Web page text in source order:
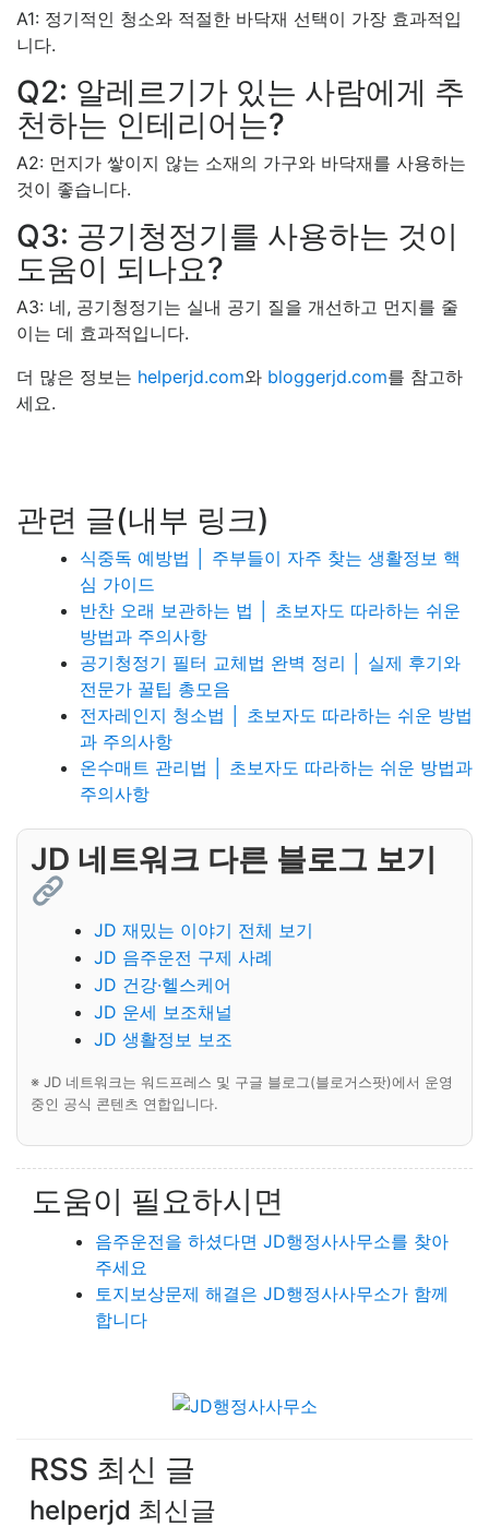
A1: 정기적인 청소와 적절한 바닥재 선택이 가장 효과적입
니다.
Q2: 알레르기가 있는 사람에게 추
천하는 인테리어는?
A2: 먼지가 쌓이지 않는 소재의 가구와 바닥재를 사용하는
것이 좋습니다.
Q3: 공기청정기를 사용하는 것이
도움이 되나요?
A3: 네, 공기청정기는 실내 공기 질을 개선하고 먼지를 줄
이는 데 효과적입니다.
더 많은 정보는 helperjd.com와 bloggerjd.com를 참고하
세요.
관련 글(내부 링크)
식중독 예방법 │ 주부들이 자주 찾는 생활정보 핵
심 가이드
반찬 오래 보관하는 법 │ 초보자도 따라하는 쉬운
방법과 주의사항
공기청정기 필터 교체법 완벽 정리 │ 실제 후기와
전문가 꿀팁 총모음
전자레인지 청소법 │ 초보자도 따라하는 쉬운 방법
과 주의사항
온수매트 관리법 │ 초보자도 따라하는 쉬운 방법과
주의사항
JD 네트워크 다른 블로그 보기
JD 재밌는 이야기 전체 보기
JD 음주운전 구제 사례
JD 건강·헬스케어
JD 운세 보조채널
JD 생활정보 보조
※ JD 네트워크는 워드프레스 및 구글 블로그(블로거스팟)에서 운영
중인 공식 콘텐츠 연합입니다.
도움이 필요하시면
음주운전을 하셨다면 JD행정사사무소를 찾아
주세요
토지보상문제 해결은 JD행정사사무소가 함께
합니다
RSS 최신 글
helperjd 최신글